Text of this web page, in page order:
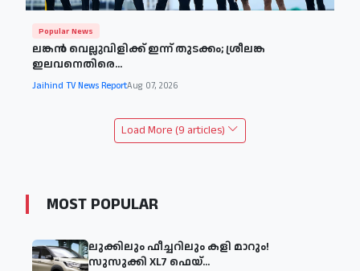
Popular News
ലങ്കൻ വെല്ലുവിളിക്ക് ഇന്ന് തുടക്കം; ശ്രീലങ്ക
ഇലവനെതിരെ...
Jaihind TV News ReportAug 07, 2026
Load More (9 articles)
MOST POPULAR
ലുക്കിലും ഫീച്ചറിലും കളി മാറും!
സുസുക്കി XL7 ഫെയ്‌...